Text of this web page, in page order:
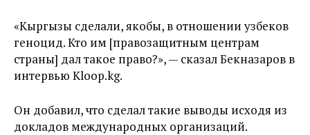
«Кыргызы сделали, якобы, в отношении узбеков
геноцид. Кто им [правозащитным центрам
страны] дал такое право?», — сказал Бекназаров в
интервью Kloop.kg.
Он добавил, что сделал такие выводы исходя из
докладов международных организаций.